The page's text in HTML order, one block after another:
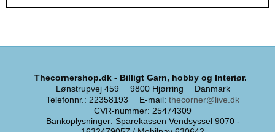
Thecornershop.dk - Billigt Garn, hobby og Interiør.
Lønstrupvej 459
9800 Hjørring
Danmark
Telefonnr. : 22358193 E-mail: thecorner@live.dk
CVR-nummer: 25474309
Bankoplysninger: Sparekassen Vendsyssel 9070 -